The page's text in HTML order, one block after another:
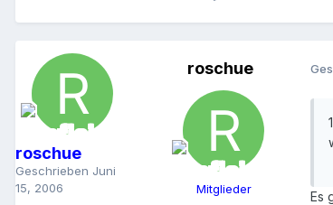
roschue
Geschrieben Juni
15, 2006
roschue
Mitglieder
Es